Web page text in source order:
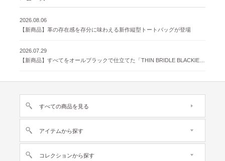
2026.08.06
【新商品】革の存在感を存分に味わえる新作縦型トートバッグが登場
2026.07.29
すべての商品を見る
アイテムから探す
コレクションから探す